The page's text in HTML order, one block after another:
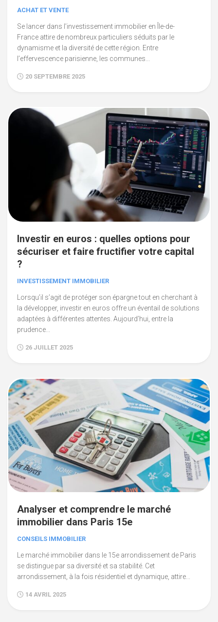
ACHAT ET VENTE
Se lancer dans l’investissement immobilier en Île-de-
France attire de nombreux particuliers séduits par le
dynamisme et la diversité de cette région. Entre
l’effervescence parisienne, les communes...
20 SEPTEMBRE 2025
Investir en euros : quelles options pour
sécuriser et faire fructifier votre capital
?
INVESTISSEMENT IMMOBILIER
Lorsqu’il s’agit de protéger son épargne tout en cherchant à
la développer, investir en euros offre un éventail de solutions
adaptées à différentes attentes. Aujourd’hui, entre la
prudence...
26 JUILLET 2025
Analyser et comprendre le marché
immobilier dans Paris 15e
CONSEILS IMMOBILIER
Le marché immobilier dans le 15e arrondissement de Paris
se distingue par sa diversité et sa stabilité. Cet
arrondissement, à la fois résidentiel et dynamique, attire...
14 AVRIL 2025